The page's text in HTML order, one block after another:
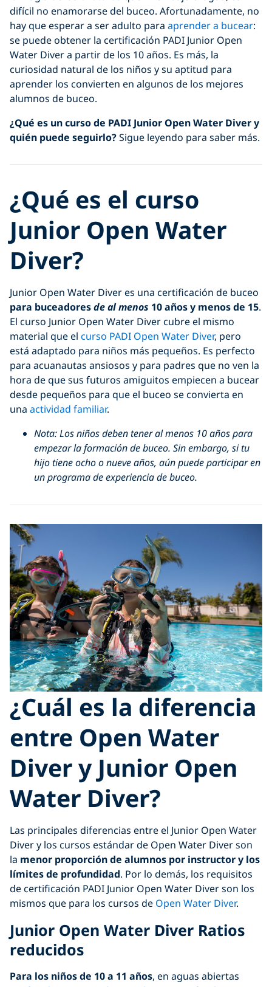
difícil no enamorarse del buceo. Afortunadamente, no
hay que esperar a ser adulto para aprender a bucear:
se puede obtener la certificación PADI Junior Open
Water Diver a partir de los 10 años. Es más, la
curiosidad natural de los niños y su aptitud para
aprender los convierten en algunos de los mejores
alumnos de buceo.
¿Qué es un curso de PADI Junior Open Water Diver y
quién puede seguirlo?Sigue leyendo para saber más.
¿Qué es el curso
Junior Open Water
Diver?
Junior Open Water Diver es una certificación de buceo
para buceadoresde al menos 10 años y menos de 15.
El curso Junior Open Water Diver cubre el mismo
material que el curso PADI Open Water Diver, pero
está adaptado para niños más pequeños. Es perfecto
para acuanautas ansiosos y para padres que no ven la
hora de que sus futuros amiguitos empiecen a bucear
desde pequeños para que el buceo se convierta en
una actividad familiar.
Nota: Los niños deben tener al menos 10 años para
empezar la formación de buceo. Sin embargo, si tu
hijo tiene ocho o nueve años, aún puede participar en
un programa de experiencia de buceo.
¿Cuál es la diferencia
entre Open Water
Diver y Junior Open
Water Diver?
Las principales diferencias entre el Junior Open Water
Diver y los cursos estándar de Open Water Diver son
la menor proporción de alumnos por instructor y los
límites de profundidad. Por lo demás, los requisitos
de certificación PADI Junior Open Water Diver son los
mismos que para los cursos de Open Water Diver.
Junior Open Water Diver Ratios
reducidos
Para los niños de 10a 11 años, en aguas abiertas